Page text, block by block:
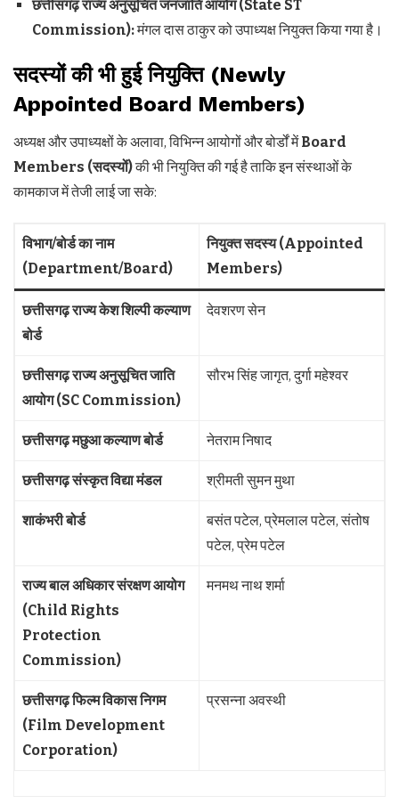
छत्तीसगढ़ राज्य अनुसूचित जनजाति आयोग (State ST
Commission):मंगल दास ठाकुर को उपाध्यक्ष नियुक्त किया गया है।
सदस्यों की भी हुई नियुक्ति (Newly
Appointed Board Members)
अध्यक्ष और उपाध्यक्षों के अलावा, विभिन्न आयोगों और बोर्डों मेंBoard
Members (सदस्यों)की भी नियुक्ति की गई है ताकि इन संस्थाओं के
कामकाज में तेजी लाई जा सके:
विभाग/बोर्ड का नाम
(Department/Board)
नियुक्त सदस्य (Appointed
Members)
छत्तीसगढ़ राज्य केश शिल्पी कल्याण
बोर्ड
देवशरण सेन
छत्तीसगढ़ राज्य अनुसूचित जाति
आयोग (SC Commission)
सौरभ सिंह जागृत, दुर्गा महेश्वर
छत्तीसगढ़ मछुआ कल्याण बोर्ड नेतराम निषाद
छत्तीसगढ़ संस्कृत विद्या मंडल श्रीमती सुमन मुथा
शाकंभरी बोर्ड
बसंत पटेल, प्रेमलाल पटेल, संतोष
पटेल, प्रेम पटेल
राज्य बाल अधिकार संरक्षण आयोग
(Child Rights
Protection
Commission)
मनमथ नाथ शर्मा
छत्तीसगढ़ फिल्म विकास निगम
(Film Development
Corporation)
प्रसन्ना अवस्थी